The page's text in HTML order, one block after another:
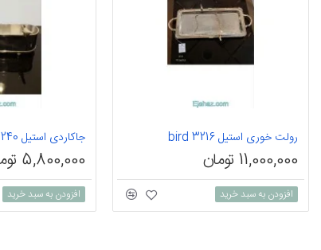
رولت خوری استیل bird 3216
11,000,000 تومان
افزودن به سبد خرید
جاکاردی استیل bird 3240
5,800,000 تومان
افزودن به سبد خرید